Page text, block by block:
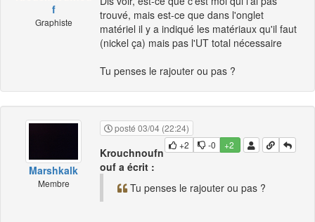
f
Graphiste
trouvé, mais est-ce que dans l'onglet
matériel il y a indiqué les matériaux qu'il faut
(nickel ça) mais pas l'UT total nécessaire
Tu penses le rajouter ou pas ?
Marshkalk
Membre
posté 03/04 (22:24)
+2
-0 +2
Krouchnoufn
ouf a écrit :
Tu penses le rajouter ou pas ?